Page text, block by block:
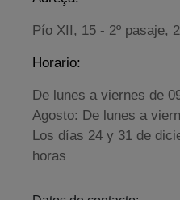
Pío XII, 15 - 2º pasaje,
Horario:
De lunes a viernes de
Agosto: De lunes a
Los días 24 y 31 de
horas